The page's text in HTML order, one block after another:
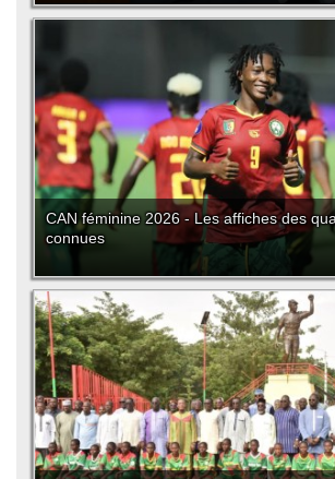
CAN féminine 2026 - Les affiches des
connues